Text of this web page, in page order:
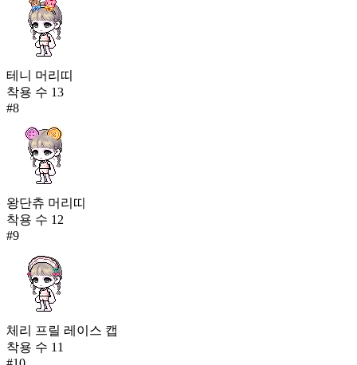
테니 머리띠
착용 수 13
#8
왕단츄 머리띠
착용 수 12
#9
체리 프릴 레이스 캡
착용 수 11